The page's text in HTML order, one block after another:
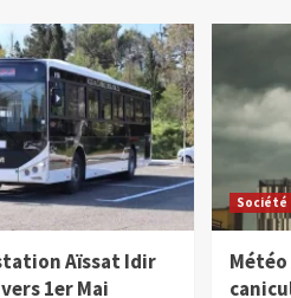
Aïssat Idir
1er Mai
Société